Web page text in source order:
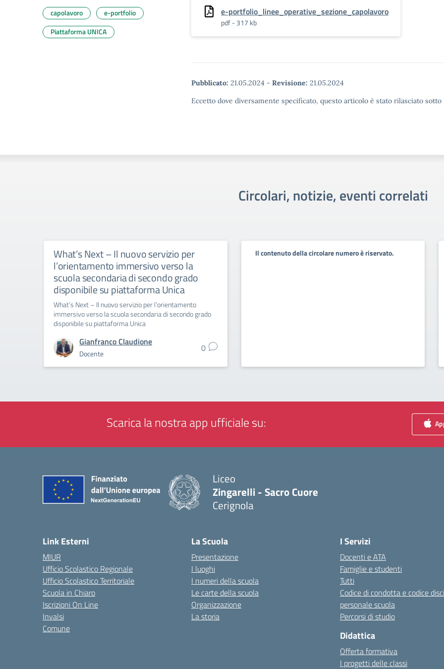
e-portfolio_linee_operative_sezione_capolavoro
pdf - 317 kb
Pubblicato: 21.05.2024 - Revisione: 21.05.2024
Eccetto dove diversamente specificato, questo articolo è stato rilasciato
capolavoro
e-portfolio
Piattaforma UNICA
Circolari, notizie, eventi correlati
What’s Next – Il nuovo servizio per
l’orientamento immersivo verso la
scuola secondaria di secondo grado
disponibile su piattaforma Unica
What’s Next – Il nuovo servizio per l’orientamento
immersivo verso la scuola secondaria di secondo grado
disponibile su piattaforma Unica
Gianfranco Claudione
Docente 0
Il contenuto della circolare numero è riservato.
Scarica la nostra app ufficiale su:
Liceo
Zingarelli - Sacro Cuore
Cerignola
Link Esterni
MIUR
Ufficio Scolastico Regionale
Ufficio Scolastico Territoriale
Scuola in Chiaro
Iscrizioni On Line
Invalsi
Comune
La Scuola
Presentazione
I luoghi
I numeri della scuola
Le carte della scuola
Organizzazione
La storia
I Servizi
Docenti e ATA
Famiglie e studenti
Tutti
Codice di condotta e codice
personale scuola
Percorsi di studio
Didattica
Offerta formativa
I progetti delle classi